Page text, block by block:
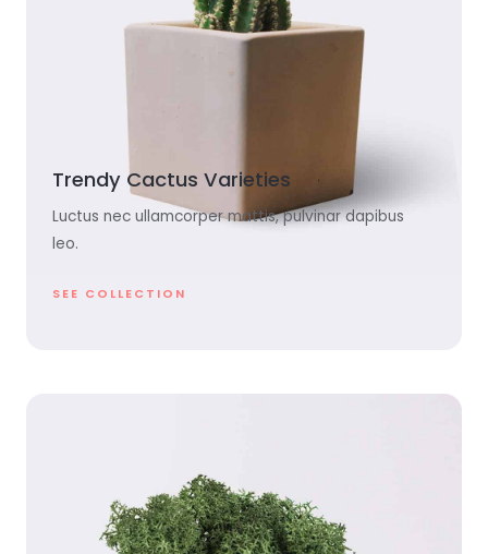
Trendy Cactus Varieties
Luctus nec ullamcorper mattis, pulvinar dapibus
leo.
SEE COLLECTION